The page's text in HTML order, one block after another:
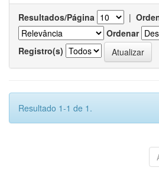
Resultados/Página |
Ordenar
Registro(s)
Resultado 1-1 de 1.